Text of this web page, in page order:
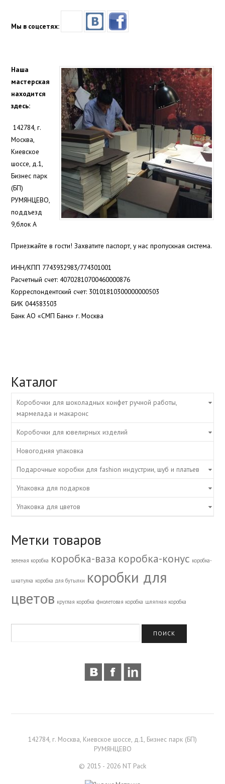
Мы в соцсетях:
Наша
мастерская
находится
здесь:
142784, г.
Москва,
Киевское
шоссе, д.1,
Бизнес парк
(БП)
РУМЯНЦЕВО,
поддъезд
9,блок А
Приезжайте в гости! Захватите паспорт, у нас пропускная система.
ИНН/КПП 7743932983/774301001
Расчетный счет: 40702810700460000876
Корреспондентский счет: 30101810300000000503
БИК 044583503
Банк АО «СМП Банк» г. Москва
Каталог
Коробочки для шоколадных конфет ручной работы,
мармелада и макаронс
Коробочки для ювелирных изделий
Новогодняя упаковка
Подарочные коробки для fashion индустрии, шуб и платьев
Упаковка для подарков
Упаковка для цветов
Метки товаров
зеленая коробка коробка-ваза коробка-конус коробка-
шкатулка коробка для бутылки коробки для
цветов круглая коробка фиолетовая коробка шляпная коробка
142784, г. Москва, Киевское шоссе, д.1, Бизнес парк (БП)
РУМЯНЦЕВО
© 2015 - 2026 NT Pack